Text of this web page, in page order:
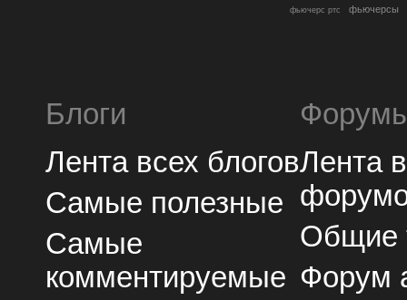
фьючерс ртс фьючерсы
Блоги
Лента всех блогов
Самые полезные
Самые
комментируемые
Лента
Общие
Форум